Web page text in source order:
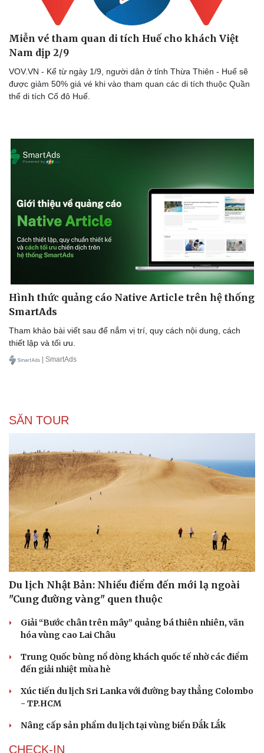
Văn hóa
Văn học
Âm nhạc
Giải trí
Thời trang
Miễn vé tham quan di tích Huế cho khách Việt
Nam dịp 2/9
VOV.VN - Kể từ ngày 1/9, người dân ở tỉnh Thừa Thiên - Huế sẽ
được giảm 50% giá vé khi vào tham quan các di tích thuộc Quần
thể di tích Cố đô Huế.
Hình thức quảng cáo Native Article trên hệ thống
SmartAds
Tham khảo bài viết sau để nắm vị trí, quy cách nội dung, cách
thiết lập và tối ưu.
| SmartAds
SĂN TOUR
Du lịch Nhật Bản: Nhiều điểm đến mới lạ ngoài
"Cung đường vàng" quen thuộc
Giải “Bước chân trên mây” quảng bá thiên nhiên, văn
hóa vùng cao Lai Châu
Trung Quốc bùng nổ dòng khách quốc tế nhờ các điểm
đến giải nhiệt mùa hè
Xúc tiến du lịch Sri Lanka với đường bay thẳng Colombo
- TP.HCM
Nâng cấp sản phẩm du lịch tại vùng biển Đắk Lắk
CHECK-IN